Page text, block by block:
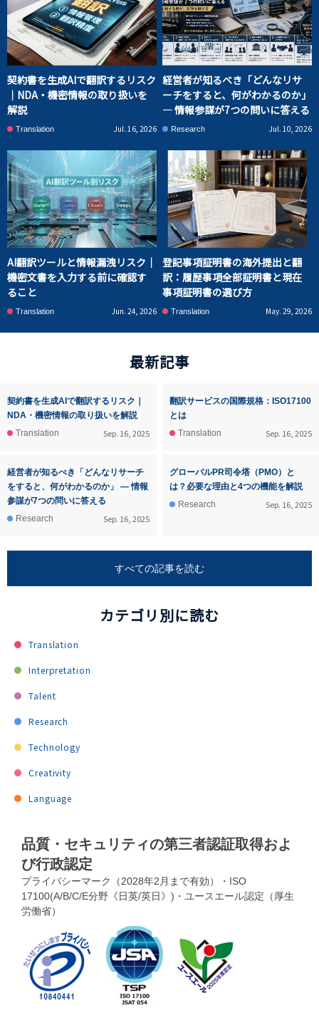
契約書を生成AIで翻訳するリスク
｜NDA・機密情報の取り扱いを
解説
Translation Jul. 16, 2026
経営者が知るべき「どんなリサ
ーチをすると、何がわかるのか」
― 情報参謀が7つの問いに答える
Research Jul. 10, 2026
AI翻訳ツールと情報漏洩リスク｜
機密文書を入力する前に確認す
ること
Translation Jun. 24, 2026
登記事項証明書の海外提出と翻
訳：履歴事項全部証明書と現在
事項証明書の選び方
Translation May. 29, 2026
最新記事
契約書を生成AIで翻訳するリスク｜
NDA・機密情報の取り扱いを解説
Translation
Sep. 16, 2025
翻訳サービスの国際規格：ISO17100
とは
Translation
Sep. 16, 2025
経営者が知るべき「どんなリサーチ
をすると、何がわかるのか」 ― 情報
参謀が7つの問いに答える
Research
Sep. 16, 2025
グローバルPR司令塔（PMO）と
は？必要な理由と4つの機能を解説
Research
Sep. 16, 2025
すべての記事を読む
カテゴリ別に読む
Translation
Interpretation
Talent
Research
Technology
Creativity
Language
品質・セキュリティの第三者認証取得およ
び行政認定
プライバシーマーク（2028年2月まで有効）・ISO
17100(A/B/C/E分野《日英/英日》)・ユースエール認定（厚生
労働省）